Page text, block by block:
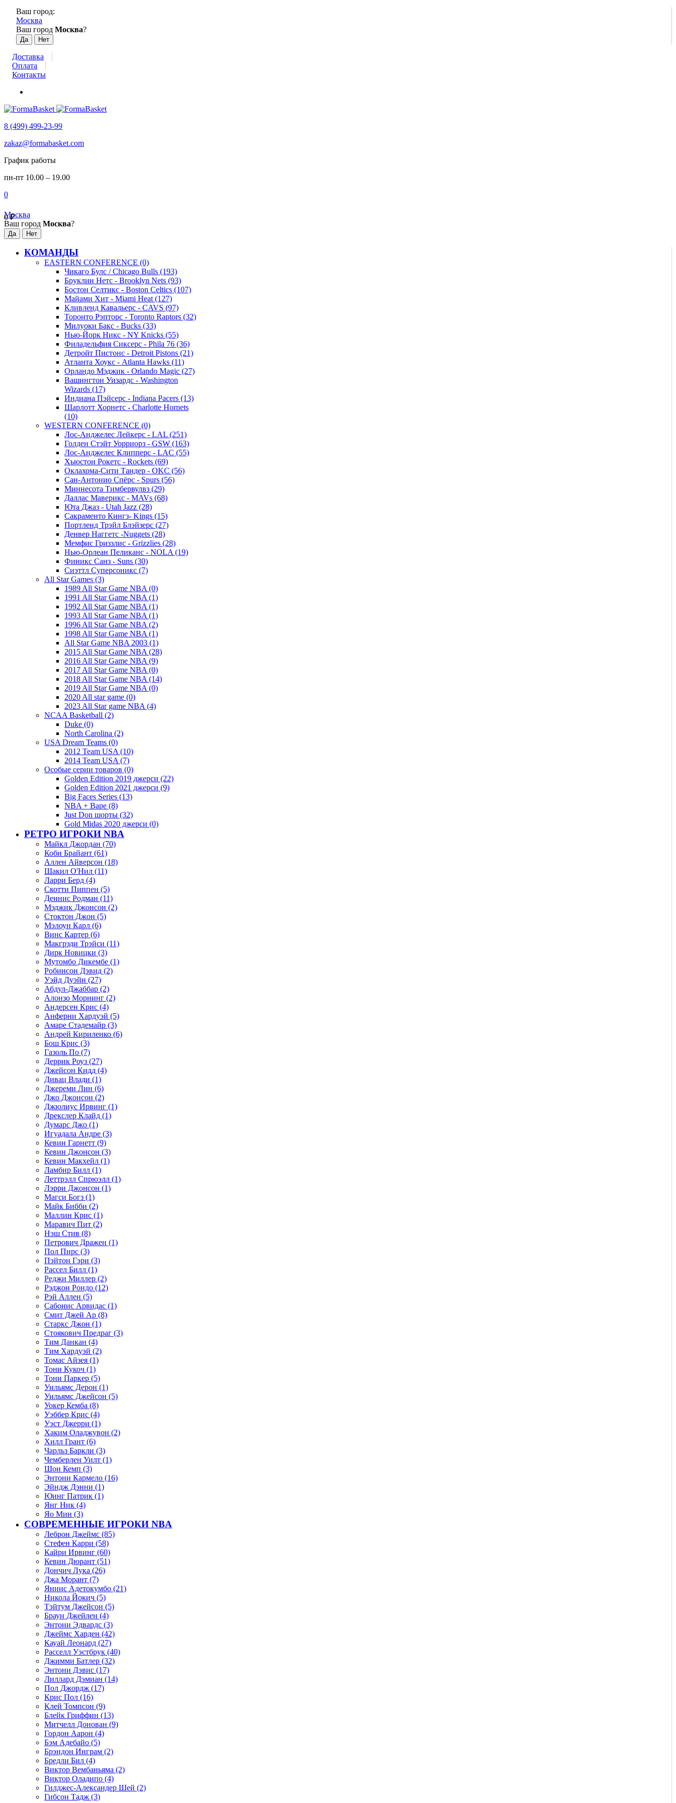
Ваш город:
Москва
Ваш город Москва?
Доставка
Оплата
Контакты
8 (499) 499-23-99
zakaz@formabasket.com
График работы
пн-пт 10.00 – 19.00
0
0₽
Москва
Ваш город Москва?
КОМАНДЫ
EASTERN CONFERENCE (0)
Чикаго Булс / Chicago Bulls (193)
Бруклин Нетс - Brooklyn Nets (93)
Бостон Селтикс - Boston Celtics (107)
Майами Хит - Miami Heat (127)
Кливленд Кавальерс - CAVS (97)
Торонто Рэпторс - Toronto Raptors (32)
Милуоки Бакс - Bucks (33)
Нью-Йорк Никс - NY Knicks (55)
Филадельфия Сиксерс - Phila 76 (36)
Детройт Пистонс - Detroit Pistons (21)
Атланта Хоукс - Atlanta Hawks (11)
Орландо Мэджик - Orlando Magic (27)
Вашингтон Уизардс - Washington
Wizards (17)
Индиана Пэйсерс - Indiana Pacers (13)
Шарлотт Хорнетс - Charlotte Hornets
(10)
WESTERN CONFERENCE (0)
Лос-Анджелес Лейкерс - LAL (251)
Голден Стэйт Уорриорз - GSW (163)
Лос-Анджелес Клипперс - LAC (55)
Хьюстон Рокетс - Rockets (69)
Оклахома-Сити Тандер - OKC (56)
Сан-Антонио Спёрс - Spurs (56)
Миннесота Тимбервулвз (29)
Даллас Маверикс - MAVs (68)
Юта Джаз - Utah Jazz (28)
Сакраменто Кингз- Kings (15)
Портленд Трэйл Блэйзерс (27)
Денвер Наггетс -Nuggets (28)
Мемфис Гриззлис - Grizzlies (28)
Нью-Орлеан Пеликанс - NOLA (19)
Финикс Санз - Suns (30)
Сиэттл Суперсоникс (7)
All Star Games (3)
1989 All Star Game NBA (0)
1991 All Star Game NBA (1)
1992 All Star Game NBA (1)
1993 All Star Game NBA (1)
1996 All Star Game NBA (2)
1998 All Star Game NBA (1)
All Star Game NBA 2003 (1)
2015 All Star Game NBA (28)
2016 All Star Game NBA (9)
2017 All Star Game NBA (0)
2018 All Star Game NBA (14)
2019 All Star Game NBA (0)
2020 All star game (0)
2023 All Star game NBA (4)
NCAA Basketball (2)
Duke (0)
North Carolina (2)
USA Dream Teams (0)
2012 Team USA (10)
2014 Team USA (7)
Особые серии товаров (0)
Golden Edition 2019 джерси (22)
Golden Edition 2021 джерси (9)
Big Faces Series (13)
NBA + Bape (8)
Just Don шорты (32)
Gold Midas 2020 джерси (0)
РЕТРО ИГРОКИ NBA
Майкл Джордан (70)
Коби Брайант (61)
Аллен Айверсон (18)
Шакил О'Нил (11)
Ларри Берд (4)
Скотти Пиппен (5)
Деннис Родман (11)
Мэджик Джонсон (2)
Стоктон Джон (5)
Мэлоун Карл (6)
Винс Картер (6)
Макгрэди Трэйси (11)
Дирк Новицки (3)
Мутомбо Дикембе (1)
Робинсон Дэвид (2)
Уэйд Дуэйн (27)
Абдул-Джаббар (2)
Алонзо Морнинг (2)
Андерсен Крис (4)
Анферни Xардуэй (5)
Амаре Стадемайр (3)
Андрей Кириленко (6)
Бош Крис (3)
Газоль По (7)
Деррик Роуз (27)
Джейсон Кидд (4)
Дивац Влади (1)
Джереми Лин (6)
Джо Джонсон (2)
Джюлиус Ирвинг (1)
Дрекслер Клайд (1)
Думарс Джо (1)
Игуадала Андре (3)
Кевин Гарнетт (9)
Кевин Джонсон (3)
Кевин Макхейл (1)
Ламбир Билл (1)
Леттрэлл Спрюэлл (1)
Лэрри Джонсон (1)
Магси Богз (1)
Майк Бибби (2)
Маллин Крис (1)
Маравич Пит (2)
Нэш Стив (8)
Петрович Дражен (1)
Пол Пирс (3)
Пэйтон Гэри (3)
Рассел Билл (1)
Реджи Миллер (2)
Рэджон Рондо (12)
Рэй Аллен (5)
Сабонис Арвидас (1)
Смит Джей Ар (8)
Старкс Джон (1)
Стоякович Предраг (3)
Тим Данкан (4)
Тим Хардуэй (2)
Томас Айзея (1)
Тони Кукоч (1)
Тони Паркер (5)
Уильямс Дерон (1)
Уильямс Джейсон (5)
Уокер Кемба (8)
Уэббер Крис (4)
Уэст Джерри (1)
Хаким Оладжувон (2)
Хилл Грант (6)
Чарльз Баркли (3)
Чемберлен Уилт (1)
Шон Кемп (3)
Энтони Кармело (16)
Эйндж Дэнни (1)
Юинг Патрик (1)
Янг Ник (4)
Яо Мин (3)
СОВРЕМЕННЫЕ ИГРОКИ NBA
Леброн Джеймс (85)
Стефен Карри (58)
Кайри Ирвинг (60)
Кевин Дюрант (51)
Дончич Лука (26)
Джа Морант (7)
Яннис Адетокумбо (21)
Никола Йокич (5)
Тэйтум Джейсон (5)
Браун Джейлен (4)
Энтони Эдвардс (3)
Джеймс Харден (42)
Кауай Леонард (27)
Расселл Уэстбрук (40)
Джимми Батлер (32)
Энтони Дэвис (17)
Лиллард Дэмиан (14)
Пол Джордж (17)
Крис Пол (16)
Клей Томпсон (9)
Блейк Гриффин (13)
Митчелл Донован (9)
Гордон Аарон (4)
Бэм Адебайо (5)
Брэндон Инграм (2)
Бредли Бил (4)
Виктор Вембаньяма (2)
Виктор Оладипо (4)
Гилджес-Александер Шей (2)
Гибсон Тадж (3)